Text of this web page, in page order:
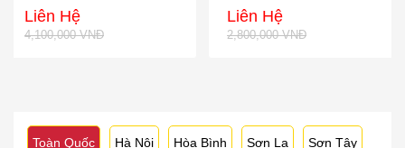
Liên Hệ
4,100,000 VNĐ
Liên Hệ
2,800,000 VNĐ
Toàn Quốc Hà Nội Hòa Bình Sơn La Sơn Tây